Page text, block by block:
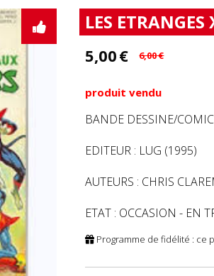
LES
5,00€ 6,00€
produit vendu
BANDE DESSINE/
EDITEUR : LUG (1995)
AUTEURS : CHRIS
ETAT : OCCASION - EN
Programme de fidélité : ce